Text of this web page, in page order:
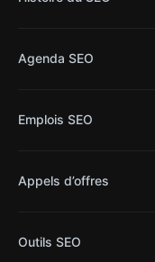
Agenda SEO
Emplois SEO
Appels d’offres
Outils SEO